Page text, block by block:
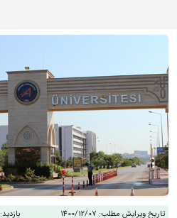
تاریخ ویرایش مطلب: 1400/12/07 بازدید: